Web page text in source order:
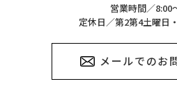
営業時間／8:00
定休日／第2第4土曜日
メールでのお